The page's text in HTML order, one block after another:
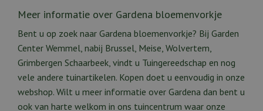
Meer informatie over Gardena bloemenvorkje
Bent u op zoek naar Gardena bloemenvorkje? Bij Garden
Center Wemmel, nabij Brussel, Meise, Wolvertem,
Grimbergen Schaarbeek, vindt u Tuingereedschap en nog
vele andere tuinartikelen. Kopen doet u eenvoudig in onze
webshop. Wilt u meer informatie over Gardena dan bent u
ook van harte welkom in ons tuincentrum waar onze